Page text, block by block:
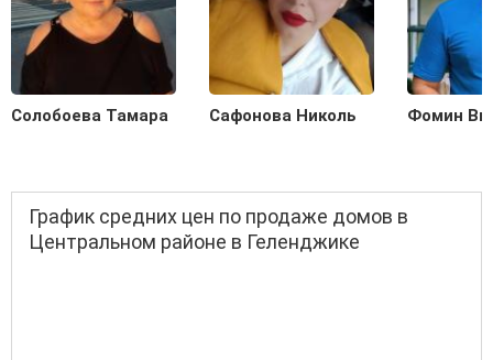
Солобоева Тамара Сафонова Николь Фомин
График средних цен по продаже домов в
Центральном районе в Геленджике